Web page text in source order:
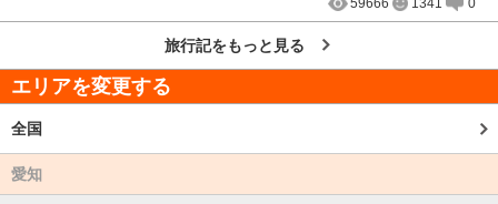
59666
1341 0
旅行記をもっと見る
エリアを変更する
全国
愛知